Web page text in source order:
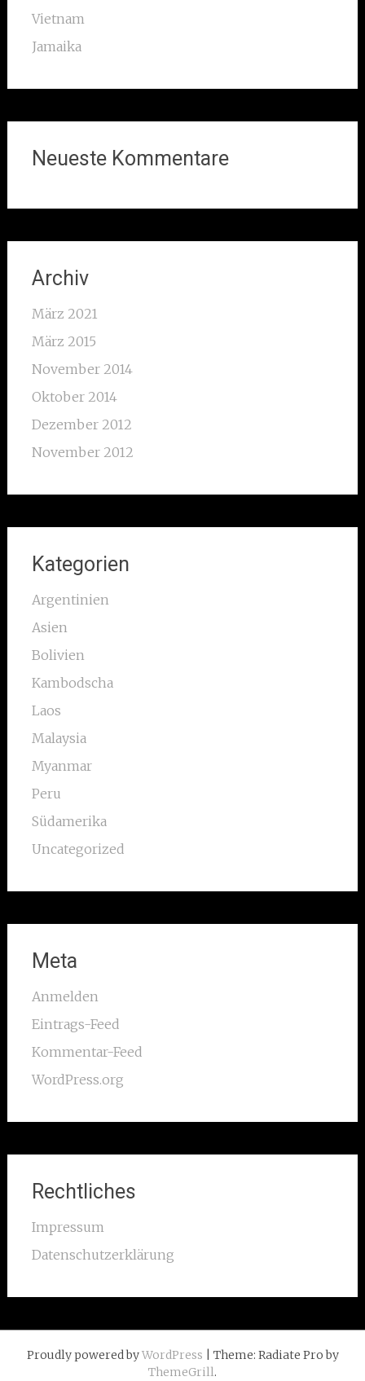
Vietnam
Jamaika
Neueste Kommentare
Archiv
März 2021
März 2015
November 2014
Oktober 2014
Dezember 2012
November 2012
Kategorien
Argentinien
Asien
Bolivien
Kambodscha
Laos
Malaysia
Myanmar
Peru
Südamerika
Uncategorized
Meta
Anmelden
Eintrags-Feed
Kommentar-Feed
WordPress.org
Rechtliches
Impressum
Datenschutzerklärung
Proudly powered byWordPress | Theme: Radiate Pro by
ThemeGrill.